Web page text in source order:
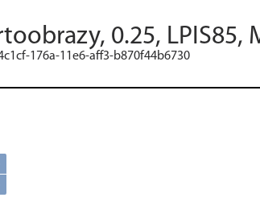
0.25, LPIS85,
176a-11e6-aff3-b870f44b6730